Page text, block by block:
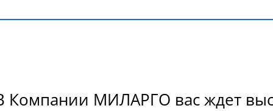
МИЛАРГО вас ждет